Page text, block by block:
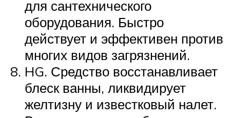
для сантехнического
оборудования. Быстро
действует и эффективен против
многих видов загрязнений.
HG. Средство восстанавливает
блеск ванны, ликвидирует
желтизну и известковый налет.